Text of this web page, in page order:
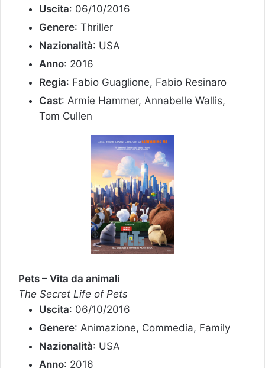
Uscita: 06/10/2016
Genere: Thriller
Nazionalità: USA
Anno: 2016
Regia: Fabio Guaglione, Fabio Resinaro
Cast: Armie Hammer, Annabelle Wallis,
Tom Cullen
Pets – Vita da animali
The Secret Life of Pets
Uscita: 06/10/2016
Genere: Animazione, Commedia, Family
Nazionalità: USA
Anno: 2016